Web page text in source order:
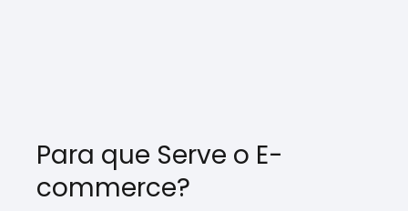
Para que Serve o E-
commerce?